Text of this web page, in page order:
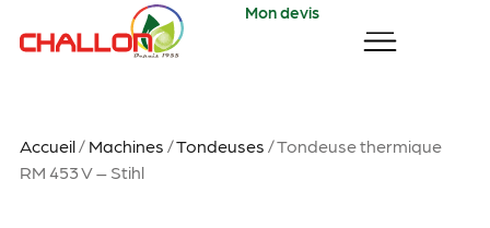
Mon devis
Accueil/ Machines /Tondeuses / Tondeuse thermique
RM 453 V – Stihl